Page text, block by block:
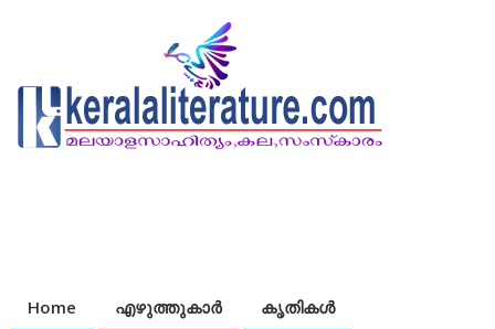
Home എഴുത്തുകാര്‍ കൃതികൾ